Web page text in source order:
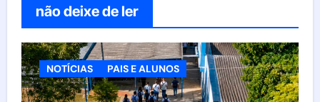
não deixe de ler
NOTÍCIAS PAIS E ALUNOS